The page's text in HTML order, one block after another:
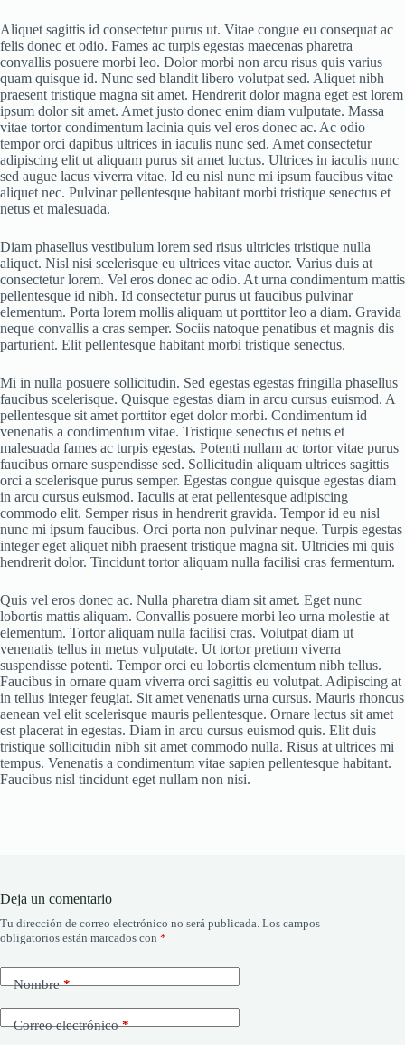
Aliquet sagittis id consectetur purus ut. Vitae congue eu consequat ac
felis donec et odio. Fames ac turpis egestas maecenas pharetra
convallis posuere morbi leo. Dolor morbi non arcu risus quis varius
quam quisque id. Nunc sed blandit libero volutpat sed. Aliquet nibh
praesent tristique magna sit amet. Hendrerit dolor magna eget est lorem
ipsum dolor sit amet. Amet justo donec enim diam vulputate. Massa
vitae tortor condimentum lacinia quis vel eros donec ac. Ac odio
tempor orci dapibus ultrices in iaculis nunc sed. Amet consectetur
adipiscing elit ut aliquam purus sit amet luctus. Ultrices in iaculis nunc
sed augue lacus viverra vitae. Id eu nisl nunc mi ipsum faucibus vitae
aliquet nec. Pulvinar pellentesque habitant morbi tristique senectus et
netus et malesuada.
Diam phasellus vestibulum lorem sed risus ultricies tristique nulla
aliquet. Nisl nisi scelerisque eu ultrices vitae auctor. Varius duis at
consectetur lorem. Vel eros donec ac odio. At urna condimentum mattis
pellentesque id nibh. Id consectetur purus ut faucibus pulvinar
elementum. Porta lorem mollis aliquam ut porttitor leo a diam. Gravida
neque convallis a cras semper. Sociis natoque penatibus et magnis dis
parturient. Elit pellentesque habitant morbi tristique senectus.
Mi in nulla posuere sollicitudin. Sed egestas egestas fringilla phasellus
faucibus scelerisque. Quisque egestas diam in arcu cursus euismod. A
pellentesque sit amet porttitor eget dolor morbi. Condimentum id
venenatis a condimentum vitae. Tristique senectus et netus et
malesuada fames ac turpis egestas. Potenti nullam ac tortor vitae purus
faucibus ornare suspendisse sed. Sollicitudin aliquam ultrices sagittis
orci a scelerisque purus semper. Egestas congue quisque egestas diam
in arcu cursus euismod. Iaculis at erat pellentesque adipiscing
commodo elit. Semper risus in hendrerit gravida. Tempor id eu nisl
nunc mi ipsum faucibus. Orci porta non pulvinar neque. Turpis egestas
integer eget aliquet nibh praesent tristique magna sit. Ultricies mi quis
hendrerit dolor. Tincidunt tortor aliquam nulla facilisi cras fermentum.
Quis vel eros donec ac. Nulla pharetra diam sit amet. Eget nunc
lobortis mattis aliquam. Convallis posuere morbi leo urna molestie at
elementum. Tortor aliquam nulla facilisi cras. Volutpat diam ut
venenatis tellus in metus vulputate. Ut tortor pretium viverra
suspendisse potenti. Tempor orci eu lobortis elementum nibh tellus.
Faucibus in ornare quam viverra orci sagittis eu volutpat. Adipiscing at
in tellus integer feugiat. Sit amet venenatis urna cursus. Mauris rhoncus
aenean vel elit scelerisque mauris pellentesque. Ornare lectus sit amet
est placerat in egestas. Diam in arcu cursus euismod quis. Elit duis
tristique sollicitudin nibh sit amet commodo nulla. Risus at ultrices mi
tempus. Venenatis a condimentum vitae sapien pellentesque habitant.
Faucibus nisl tincidunt eget nullam non nisi.
Deja un comentario
Tu dirección de correo electrónico no será publicada. Los campos
obligatorios están marcados con *
Nombre*
Correo electrónico*